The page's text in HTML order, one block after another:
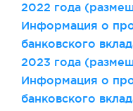
2022 года
Информация о
банковского
2023 года
Информация о
банковского